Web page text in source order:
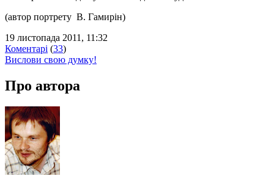
(автор портрету В. Гамирін)
19 листопада 2011, 11:32
Коментарі (33)
Вислови свою думку!
Про автора